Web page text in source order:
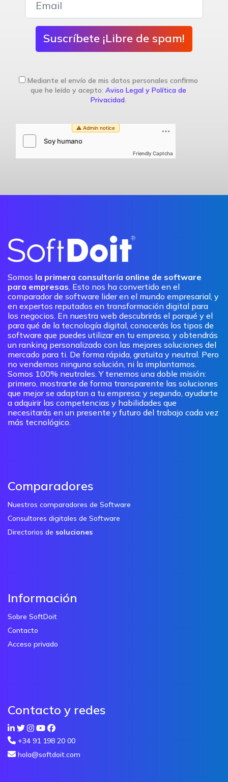
Suscríbete ¡Libre de spam!
Mediante el envío de mis datos personales confirmo
que he leído y acepto: Aviso Legal y Política de
Privacidad.
Friendly Captcha
Somos la primera consultoría online de software
para empresas. Esto nos ha convertido en el
comparador de software lider en el mundo empresarial, y
en expertos reputados en transformación digital para
los negocios. En nuestra web descubrirás el porqué y el
para qué de la tecnología digital, conocerás los tipos de
software que puedes utilizar en tu empresa, y obtendrás
un ranking personalizado con las mejores soluciones del
mercado para ti. De forma rápida, gratuita y neutral. Pero
no vendemos ninguna solución, ni la implantamos.
Somos 100% neutrales. Y tenemos una doble misión:
primero, mostrarte de forma transparente las soluciones
que mejor se adaptan a tu empresa; y segundo, ayudarte
a adquirir las competencias y habilidades que
necesitarás en un presente y futuro del trabajo cada vez
más tecnológico.
Comparadores
Nuestros comparadores de Software
Consultores digitales de Software
Directorios de soluciones
Información
Sobre SoftDoit
Contacto
Acceso privado
Contacto y redes
+34 91 198 20 00
hola@softdoit.com